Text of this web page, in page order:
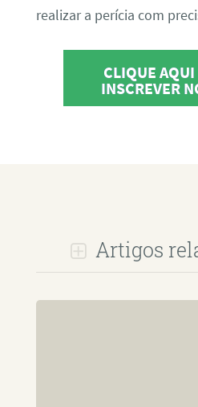
realizar a perícia com
CLIQUE AQUI
INSCREVER
Artigos